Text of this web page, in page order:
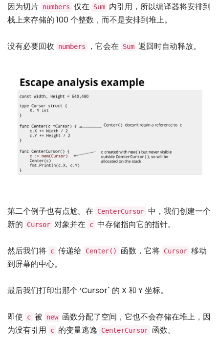
因为切片 numbers 仅在 Sum 内引用，所以编译器将安排到
栈上来存储的 100 个整数，而不是安排到堆上。
没有必要回收 numbers ，它会在 Sum 返回时自动释放。
第二个例子也有点尬。在 CenterCursor 中，我们创建一个
新的
Cursor 对象并在 c 中存储指向它的指针。
然后我们将 c 传递给 Center() 函数，它将 Cursor 移动
到屏幕的中心。
最后我们打印出那个 ‘Cursor` 的 X 和 Y 坐标。
即使 c 被 new 函数分配了空间，它也不会存储在堆上，因
为没有引用
c 的变量逃逸 CenterCursor 函数。